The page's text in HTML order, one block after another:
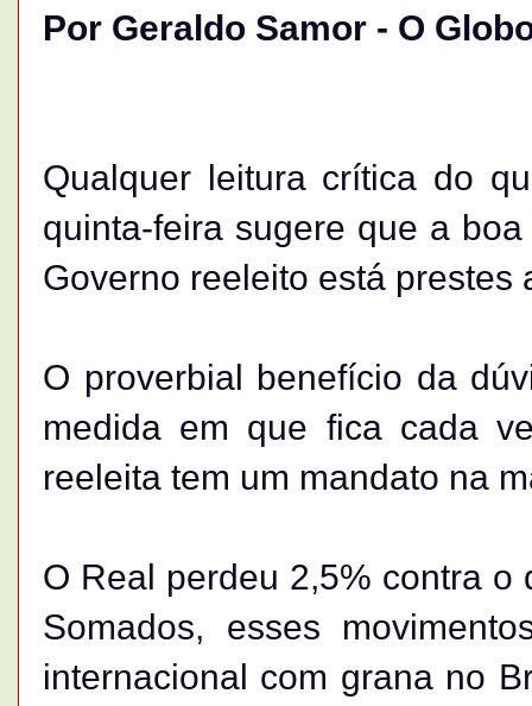
Por Geraldo Samor - O
Qualquer leitura crítica do
quinta-feira sugere que a
Governo reeleito está prestes
O proverbial benefício da
medida em que fica cada
reeleita tem um mandato na
O Real perdeu 2,5% contra o
Somados, esses
internacional com grana no